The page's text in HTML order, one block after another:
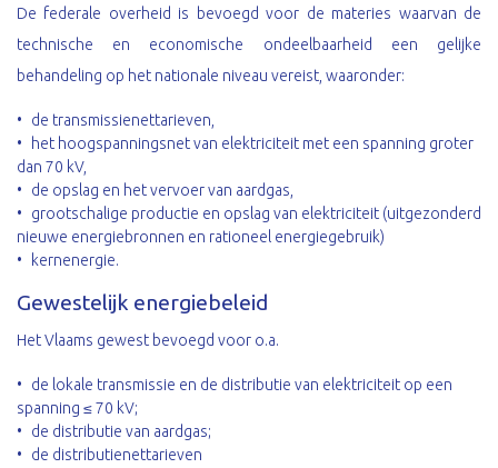
De federale overheid is bevoegd voor de materies waarvan de
technische en economische ondeelbaarheid een gelijke
behandeling op het nationale niveau vereist, waaronder:
de transmissienettarieven,
het hoogspanningsnet van elektriciteit met een spanning groter
dan 70 kV,
de opslag en het vervoer van aardgas,
grootschalige productie en opslag van elektriciteit (uitgezonderd
nieuwe energiebronnen en rationeel energiegebruik)
kernenergie.
Gewestelijk energiebeleid
Het Vlaams gewest bevoegd voor o.a.
de lokale transmissie en de distributie van elektriciteit op een
spanning ≤ 70 kV;
de distributie van aardgas;
de distributienettarieven